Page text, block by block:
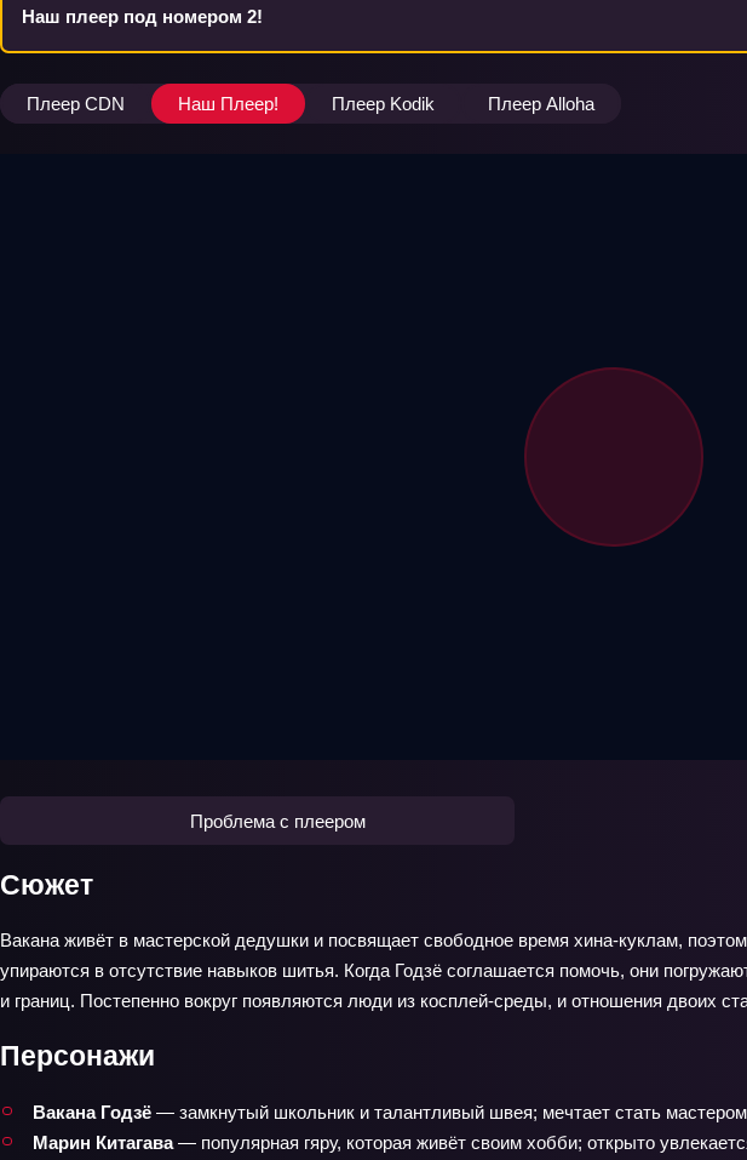
Наш плеер под номером 2!
Плеер CDN Наш Плеер! Плеер Kodik Плеер Alloha
Проблема с плеером
Сюжет
Вакана живёт в мастерской дедушки и посвящает свободное время хина-куклам,
упираются в отсутствие навыков шитья. Когда Годзё соглашается помочь, они
и границ. Постепенно вокруг появляются люди из косплей‑среды, и отношения двоих
Персонажи
Вакана Годзё — замкнутый школьник и талантливый швея; мечтает стать
Марин Китагава— популярная гяру, которая живёт своим хобби; открыто